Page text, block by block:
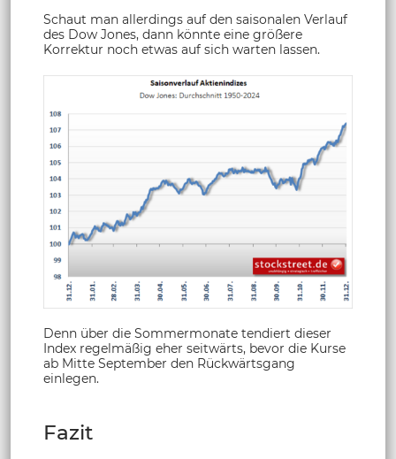
Schaut man allerdings auf den saisonalen Verlauf
des Dow Jones, dann könnte eine größere
Korrektur noch etwas auf sich warten lassen.
Denn über die Sommermonate tendiert dieser
Index regelmäßig eher seitwärts, bevor die Kurse
ab Mitte September den Rückwärtsgang
einlegen.
Fazit